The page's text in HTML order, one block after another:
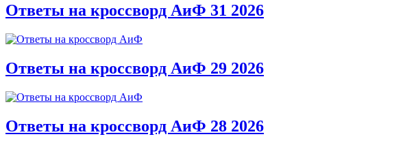
Ответы на кроссворд АиФ 31 2026
Ответы на кроссворд АиФ 29 2026
Ответы на кроссворд АиФ 28 2026